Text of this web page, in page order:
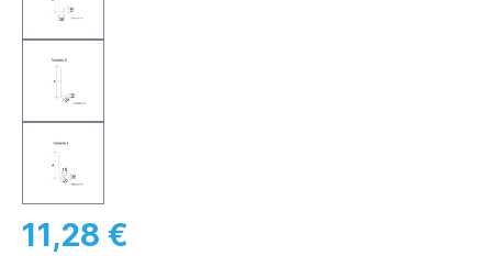
11,28 €